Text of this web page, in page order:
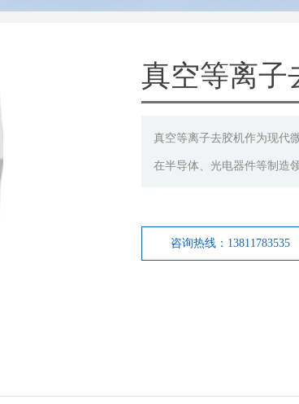
真空等离子
真空等离子去胶机作为现代
在半导体、光电器件等制造
咨询热线：13811783535